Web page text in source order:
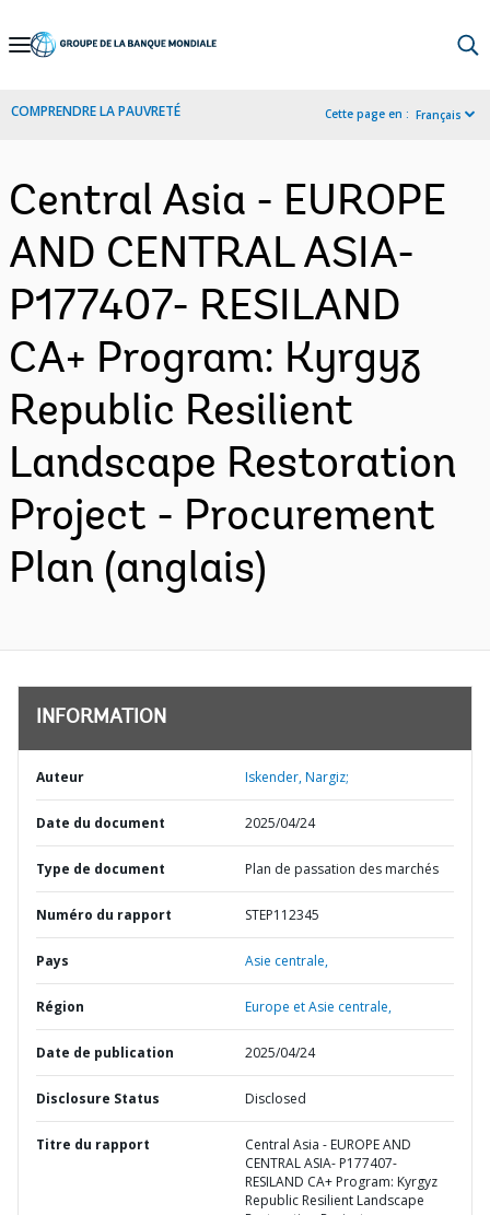
Skip
Navigation
COMPRENDRE LA PAUVRETÉ Cette page en : Français
Central Asia - EUROPE
AND CENTRAL ASIA-
P177407- RESILAND
CA+ Program: Kyrgyz
Republic Resilient
Landscape Restoration
Project - Procurement
Plan (anglais)
INFORMATION
Auteur Iskender, Nargiz;
Date du document 2025/04/24
Type de document Plan de passation des marchés
Numéro du rapport STEP112345
Pays Asie centrale,
Région Europe et Asie centrale,
Date de publication 2025/04/24
Disclosure Status Disclosed
Titre du rapport
Central Asia - EUROPE AND
CENTRAL ASIA- P177407-
RESILAND CA+ Program: Kyrgyz
Republic Resilient Landscape